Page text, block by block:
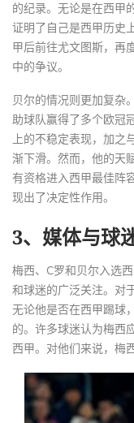
的纪录。无论是在西甲
证明了自己是西甲历史
甲后前往尤文图斯，再
中的争议。
贝尔的情况则更加复杂
助球队赢得了多个欧冠
上的不稳定表现，加之
渐下滑。然而，他的天
有资格进入西甲最佳阵
现出了决定性作用。
3、媒体与球
梅西、C罗和贝尔入选
和球迷的广泛关注。对
无论他是否在西甲踢球
的。许多球迷认为梅西
西甲。对他们来说，梅